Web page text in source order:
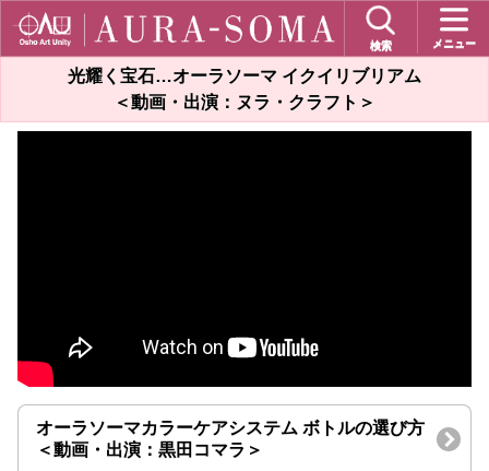
検索 メニュー
光耀く宝石…オーラソーマ イクイリブリアム
＜動画・出演：ヌラ・クラフト＞
オーラソーマカラーケアシステム ボトルの選び方
＜動画・出演：黒田コマラ＞